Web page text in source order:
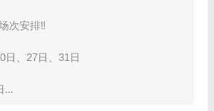
次安排‼
日、27日、31日
...